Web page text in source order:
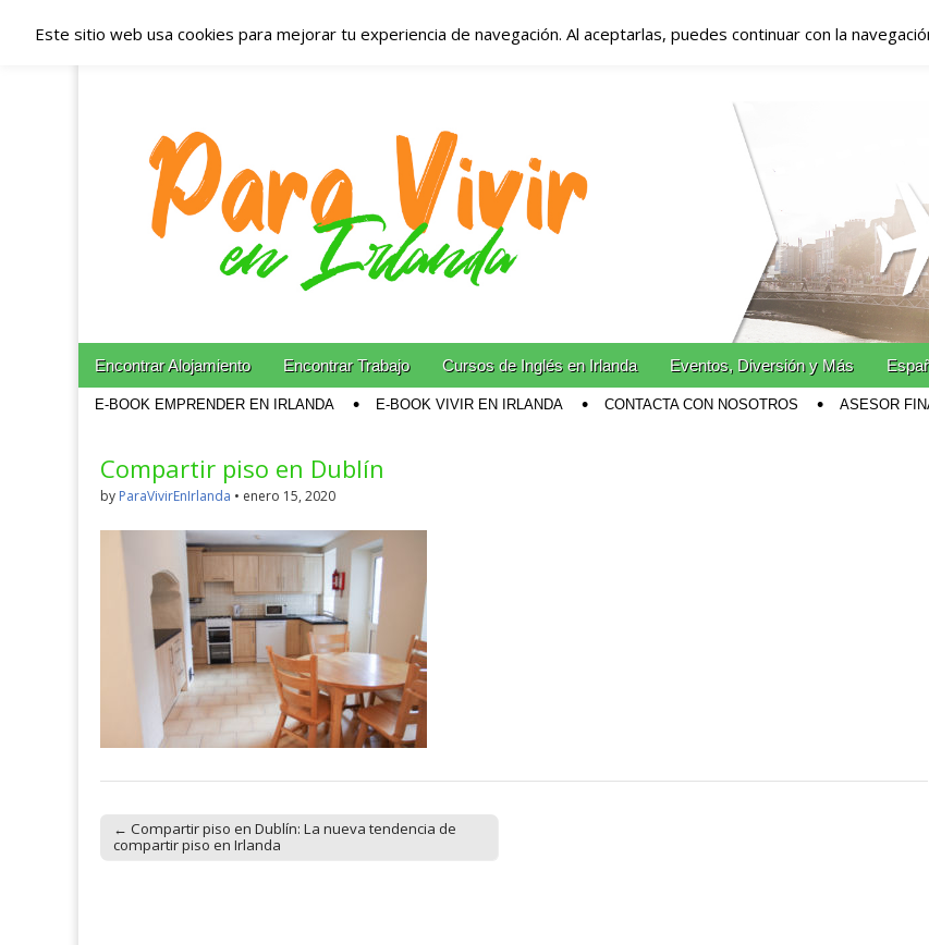
Españoles en Irlanda – Vivir en
Irlanda – Alojamiento en Irlanda
Blog dedicado a los que viven, estudian y trabajan en Irlanda!
Main menu
Skip to content
Encontrar Alojamiento Encontrar Trabajo Cursos de Inglés en Irlanda Eventos, Diversión y Más
E-BOOK EMPRENDER EN IRLANDA E-BOOK VIVIR EN IRLANDA CONTACTA CON NOSOTROS ASESOR
Compartir piso en Dublín
by ParaVivirEnIrlanda • enero 15, 2020
Post navigation
← Compartir piso en Dublín: La nueva tendencia de
compartir piso en Irlanda
Este sitio web usa cookies para mejorar tu experiencia de navegación. Al aceptarlas, puedes continuar con la